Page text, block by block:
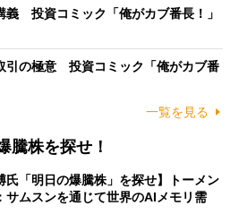
義 投資コミック「俺がカブ番長！」
引の極意 投資コミック「俺がカブ番
一覧を見る
騰株を探せ！
氏「明日の爆騰株」を探せ】トーメン
サムスンを通じて世界のAIメモリ需